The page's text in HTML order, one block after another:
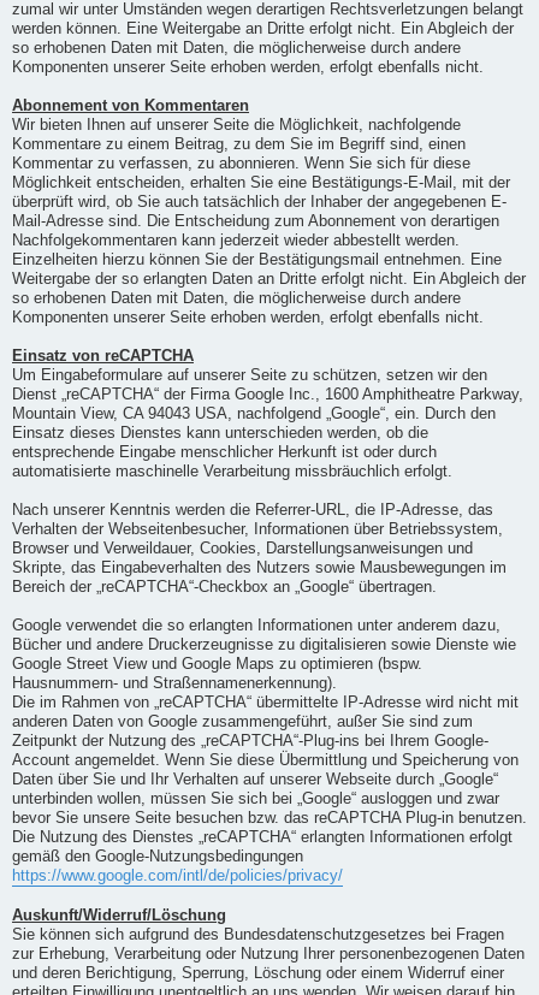
zumal wir unter Umständen wegen derartigen Rechtsverletzungen belangt
werden können. Eine Weitergabe an Dritte erfolgt nicht. Ein Abgleich der
so erhobenen Daten mit Daten, die möglicherweise durch andere
Komponenten unserer Seite erhoben werden, erfolgt ebenfalls nicht.
Abonnement von Kommentaren
Wir bieten Ihnen auf unserer Seite die Möglichkeit, nachfolgende
Kommentare zu einem Beitrag, zu dem Sie im Begriff sind, einen
Kommentar zu verfassen, zu abonnieren. Wenn Sie sich für diese
Möglichkeit entscheiden, erhalten Sie eine Bestätigungs-E-Mail, mit der
überprüft wird, ob Sie auch tatsächlich der Inhaber der angegebenen E-
Mail-Adresse sind. Die Entscheidung zum Abonnement von derartigen
Nachfolgekommentaren kann jederzeit wieder abbestellt werden.
Einzelheiten hierzu können Sie der Bestätigungsmail entnehmen. Eine
Weitergabe der so erlangten Daten an Dritte erfolgt nicht. Ein Abgleich der
so erhobenen Daten mit Daten, die möglicherweise durch andere
Komponenten unserer Seite erhoben werden, erfolgt ebenfalls nicht.
Einsatz von reCAPTCHA
Um Eingabeformulare auf unserer Seite zu schützen, setzen wir den
Dienst „reCAPTCHA“ der Firma Google Inc., 1600 Amphitheatre Parkway,
Mountain View, CA 94043 USA, nachfolgend „Google“, ein. Durch den
Einsatz dieses Dienstes kann unterschieden werden, ob die
entsprechende Eingabe menschlicher Herkunft ist oder durch
automatisierte maschinelle Verarbeitung missbräuchlich erfolgt.
Nach unserer Kenntnis werden die Referrer-URL, die IP-Adresse, das
Verhalten der Webseitenbesucher, Informationen über Betriebssystem,
Browser und Verweildauer, Cookies, Darstellungsanweisungen und
Skripte, das Eingabeverhalten des Nutzers sowie Mausbewegungen im
Bereich der „reCAPTCHA“-Checkbox an „Google“ übertragen.
Google verwendet die so erlangten Informationen unter anderem dazu,
Bücher und andere Druckerzeugnisse zu digitalisieren sowie Dienste wie
Google Street View und Google Maps zu optimieren (bspw.
Hausnummern- und Straßennamenerkennung).
Die im Rahmen von „reCAPTCHA“ übermittelte IP-Adresse wird nicht mit
anderen Daten von Google zusammengeführt, außer Sie sind zum
Zeitpunkt der Nutzung des „reCAPTCHA“-Plug-ins bei Ihrem Google-
Account angemeldet. Wenn Sie diese Übermittlung und Speicherung von
Daten über Sie und Ihr Verhalten auf unserer Webseite durch „Google“
unterbinden wollen, müssen Sie sich bei „Google“ ausloggen und zwar
bevor Sie unsere Seite besuchen bzw. das reCAPTCHA Plug-in benutzen.
Die Nutzung des Dienstes „reCAPTCHA“ erlangten Informationen erfolgt
gemäß den Google-Nutzungsbedingungen
https://www.google.com/intl/de/policies/privacy/
Auskunft/Widerruf/Löschung
Sie können sich aufgrund des Bundesdatenschutzgesetzes bei Fragen
zur Erhebung, Verarbeitung oder Nutzung Ihrer personenbezogenen Daten
und deren Berichtigung, Sperrung, Löschung oder einem Widerruf einer